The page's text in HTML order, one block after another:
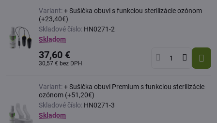
Variant: + Sušička obuvi s funkciou sterilizácie ozónom
(+23,40€)
Skladové číslo: HN0271-2
Skladom
37,60 €
30,57 € bez DPH
Variant: + Sušička obuvi Premium s funkciou sterilizácie
ozónom (+51,20€)
Skladové číslo: HN0271-3
Skladom